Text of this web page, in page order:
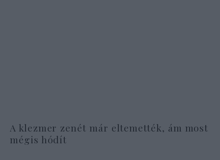
A klezmer zenét már eltemették, ám most
mégis hódít